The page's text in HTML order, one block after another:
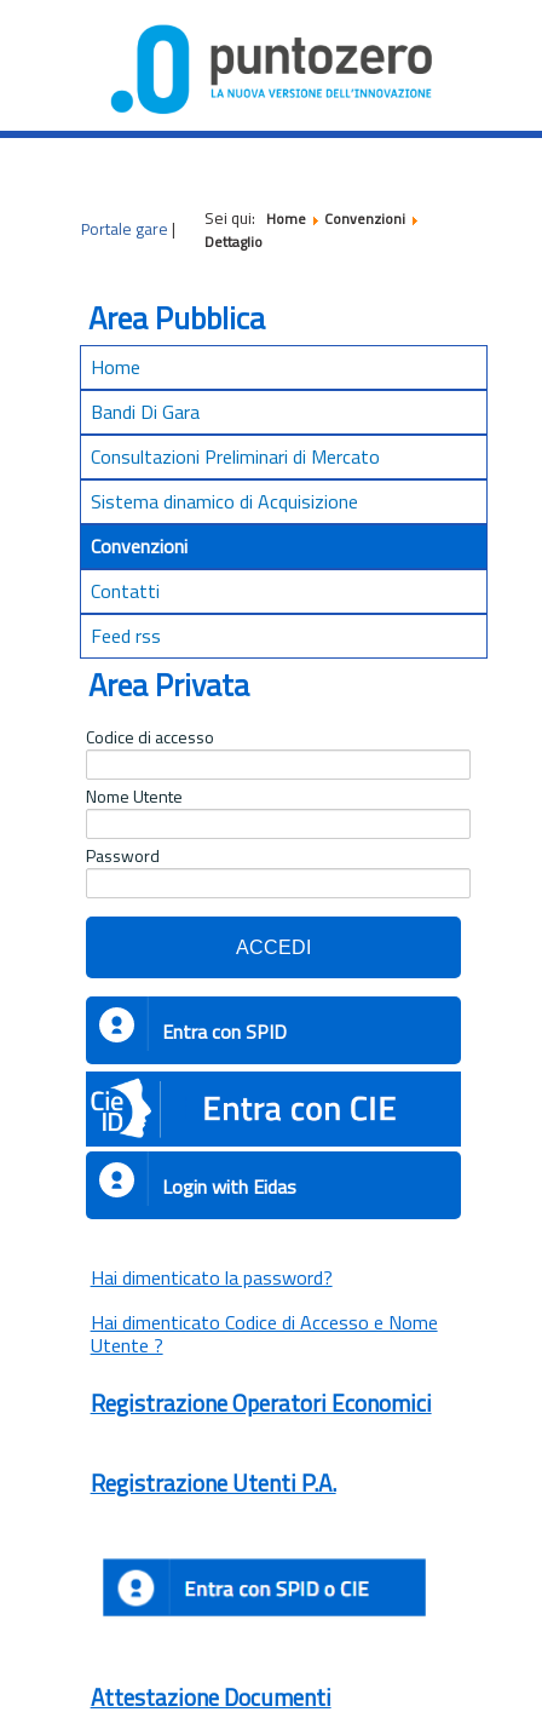
Portale gare | Sei qui: Home
Convenzioni
Dettaglio
Area Pubblica
Home
Bandi Di Gara
Consultazioni Preliminari di Mercato
Sistema dinamico di Acquisizione
Convenzioni
Contatti
Feed rss
Area Privata
Codice di accesso
Nome Utente
Password
Entra con SPID
Login with Eidas
Hai dimenticato la password?
Hai dimenticato Codice di Accesso e Nome
Utente ?
Registrazione Operatori Economici
Registrazione Utenti P.A.
Attestazione Documenti